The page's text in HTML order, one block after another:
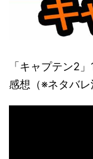
「キャプテン2
感想（※ネタバレ